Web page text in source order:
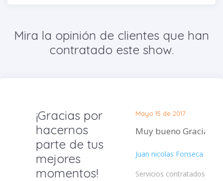
Mira la opinión de clientes que han
contratado este show.
¡Gracias por
hacernos
parte de tus
mejores
momentos!
Mayo 15 de 2017
Muy bueno Gracias.
Juan nicolas Fonseca
Servicios contratados: